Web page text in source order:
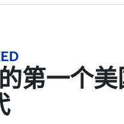
第一个